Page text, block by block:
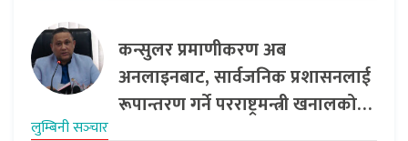
कन्सुलर प्रमाणीकरण अब
अनलाइनबाट, सार्वजनिक प्रशासनलाई
रूपान्तरण गर्ने परराष्ट्रमन्त्री खनालको…
लुम्बिनी सञ्‍चार